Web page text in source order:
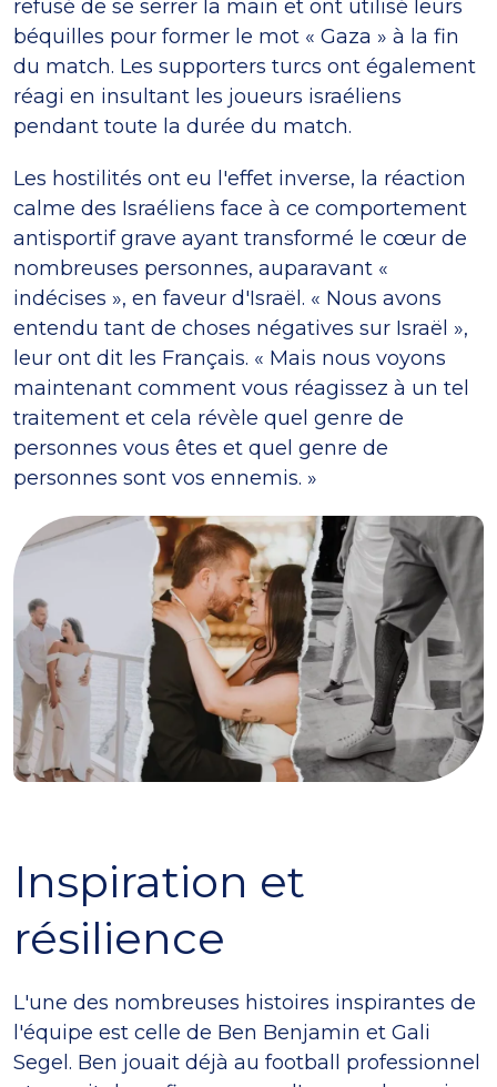
refusé de se serrer la main et ont utilisé leurs
béquilles pour former le mot « Gaza » à la fin
du match. Les supporters turcs ont également
réagi en insultant les joueurs israéliens
pendant toute la durée du match.
Les hostilités ont eu l'effet inverse, la réaction
calme des Israéliens face à ce comportement
antisportif grave ayant transformé le cœur de
nombreuses personnes, auparavant «
indécises », en faveur d'Israël. « Nous avons
entendu tant de choses négatives sur Israël »,
leur ont dit les Français. « Mais nous voyons
maintenant comment vous réagissez à un tel
traitement et cela révèle quel genre de
personnes vous êtes et quel genre de
personnes sont vos ennemis. »
Inspiration et
résilience
L'une des nombreuses histoires inspirantes de
l'équipe est celle de Ben Benjamin et Gali
Segel. Ben jouait déjà au football professionnel